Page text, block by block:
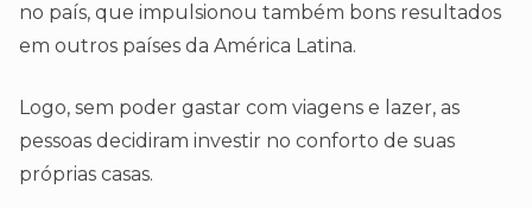
no país, que impulsionou também bons resultados
em outros países da América Latina.
Logo, sem poder gastar com viagens e lazer, as
pessoas decidiram investir no conforto de suas
próprias casas.